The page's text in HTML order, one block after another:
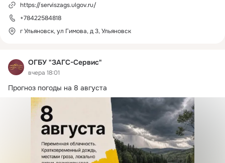
ОГБУ "ЗАГС-Сервис"
вчера 18:01
Прогноз погоды на 8 августа
https://serviszags.ulgov.ru/
+78422584818
г Ульяновск, ул Гимова, д 3, Ульяновск